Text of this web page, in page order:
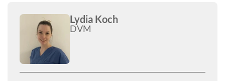
Lydia Koch
DVM